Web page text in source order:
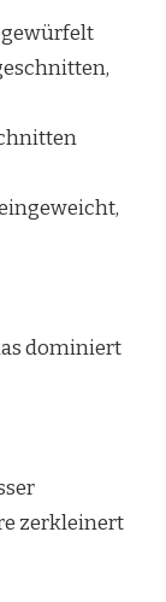
gewürfelt
dominiert
zerkleinert